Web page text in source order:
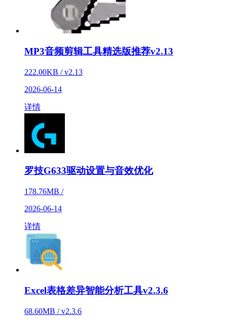
MP3音频剪辑工具精选版推荐v2.13
222.00KB / v2.13
2026-06-14
详情
罗技G633驱动设置与音效优化
178.76MB /
2026-06-14
详情
Excel表格差异智能分析工具v2.3.6
68.60MB / v2.3.6